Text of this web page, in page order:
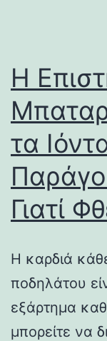
Η
τα
Γιατί
Η καρδιά
ποδηλάτου
εξάρτημα
μπορείτε να